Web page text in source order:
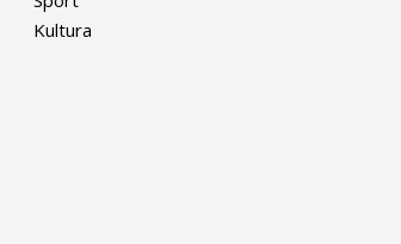
Kultura